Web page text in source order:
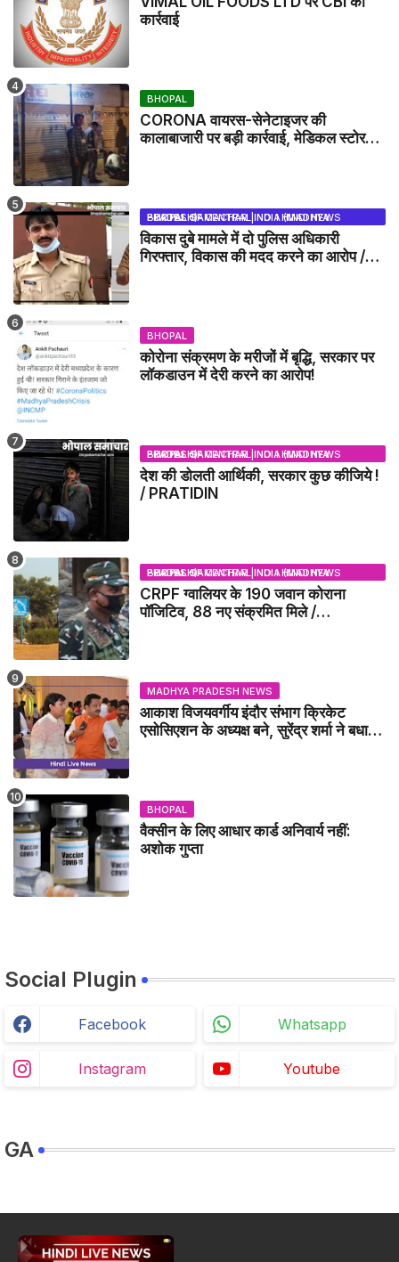
कार्रवाई
BHOPAL
CORONA वायरस-सेनेटाइजर की
कालाबाजारी पर बड़ी कार्रवाई, मेडिकल स्टोर
BHOPAL SAMACHAR | NO 1 HINDI NEWS PORTAL OF CENTRAL INDIA (MADHYA PRADESH)
विकास दुबे मामले में दो पुलिस अधिकारी
गिरफ्तार, विकास की मदद करने का आरोप /
BHOPAL
कोरोना संक्रमण के मरीजों में बृद्धि, सरकार पर
लॉकडाउन में देरी करने का आरोप!
BHOPAL SAMACHAR | NO 1 HINDI NEWS PORTAL OF CENTRAL INDIA (MADHYA PRADESH)
देश की डोलती आर्थिकी, सरकार कुछ कीजिये !
/ PRATIDIN
BHOPAL SAMACHAR | NO 1 HINDI NEWS PORTAL OF CENTRAL INDIA (MADHYA PRADESH)
CRPF ग्वालियर के 190 जवान कोराना
पॉजिटिव, 88 नए संक्रमित मिले /
MADHYA PRADESH NEWS
आकाश विजयवर्गीय इंदौर संभाग क्रिकेट
एसोसिएशन के अध्यक्ष बने, सुरेंद्र शर्मा ने बधाई
BHOPAL
वैक्सीन के लिए आधार कार्ड अनिवार्य नहीं:
अशोक गुप्ता
Social Plugin
Facebook Whatsapp
Instagram Youtube
GA